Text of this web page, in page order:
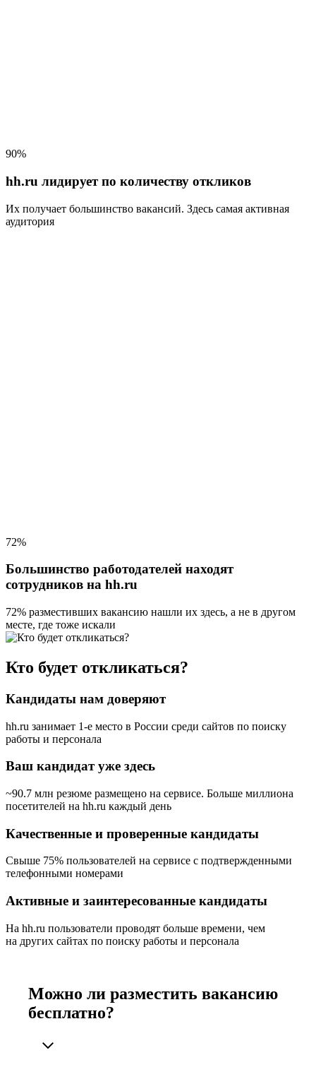
90%
hh.ru лидирует по количеству откликов
Их получает большинство вакансий. Здесь самая активная
аудитория
72%
Большинство работодателей находят
сотрудников на hh.ru
72% разместивших вакансию нашли их здесь, а не в другом
месте, где тоже искали
Кто будет откликаться?
Кандидаты нам доверяют
hh.ru занимает 1-е место в России среди сайтов по поиску
работы и персонала
Ваш кандидат уже здесь
~90.7 млн резюме размещено на сервисе. Больше миллиона
посетителей на hh.ru каждый день
Качественные и проверенные кандидаты
Свыше 75% пользователей на сервисе с подтвержденными
телефонными номерами
Активные и заинтересованные кандидаты
На hh.ru пользователи проводят больше времени, чем
на других сайтах по поиску работы и персонала
Можно ли разместить вакансию
бесплатно?